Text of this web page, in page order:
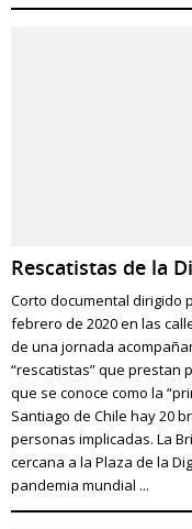
Rescatistas de la
Corto documental dirigido
febrero de 2020 en las
de una jornada
“rescatistas” que prestan
que se conoce como la
Santiago de Chile hay 20
personas implicadas. La
cercana a la Plaza de la
pandemia mundial ...